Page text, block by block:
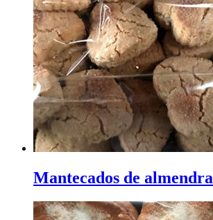
Mantecados de almendra